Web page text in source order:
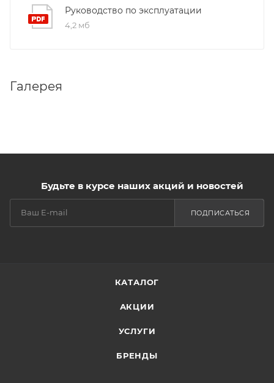
Руководство по эксплуатации
4,2 мб
Галерея
Будьте в курсе наших акций и новостей
ПОДПИСАТЬСЯ
КАТАЛОГ
АКЦИИ
УСЛУГИ
БРЕНДЫ